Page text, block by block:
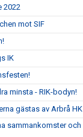
2022
mot SIF
IK
minsta - RIK-bodyn!
gästas av Arbrå HK
sammankomster och